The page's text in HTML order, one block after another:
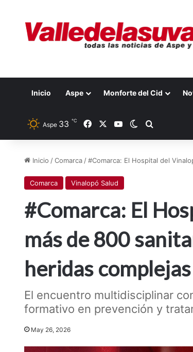
Inicio Aspe Monforte del Cid
Aspe 33 ℃ FacebookYouTubeSwitch skin
Inicio /Comarca /#Comarca: El Hospital del
Comarca Vinalopó Salud
#Comarca: El
más de 800
heridas complejas
El encuentro multidisciplinar
formativo en prevención y
May 26, 2026